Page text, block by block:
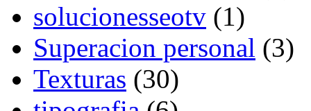
solucionesseotv (1)
Superacion personal (3)
Texturas (30)